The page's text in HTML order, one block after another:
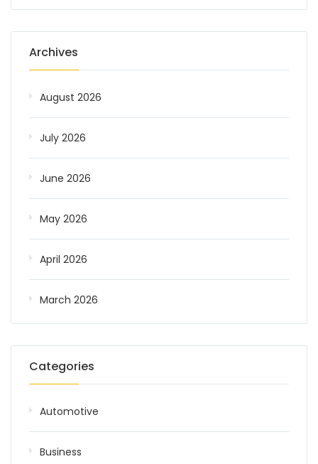
Archives
August 2026
July 2026
June 2026
May 2026
April 2026
March 2026
Categories
Automotive
Business